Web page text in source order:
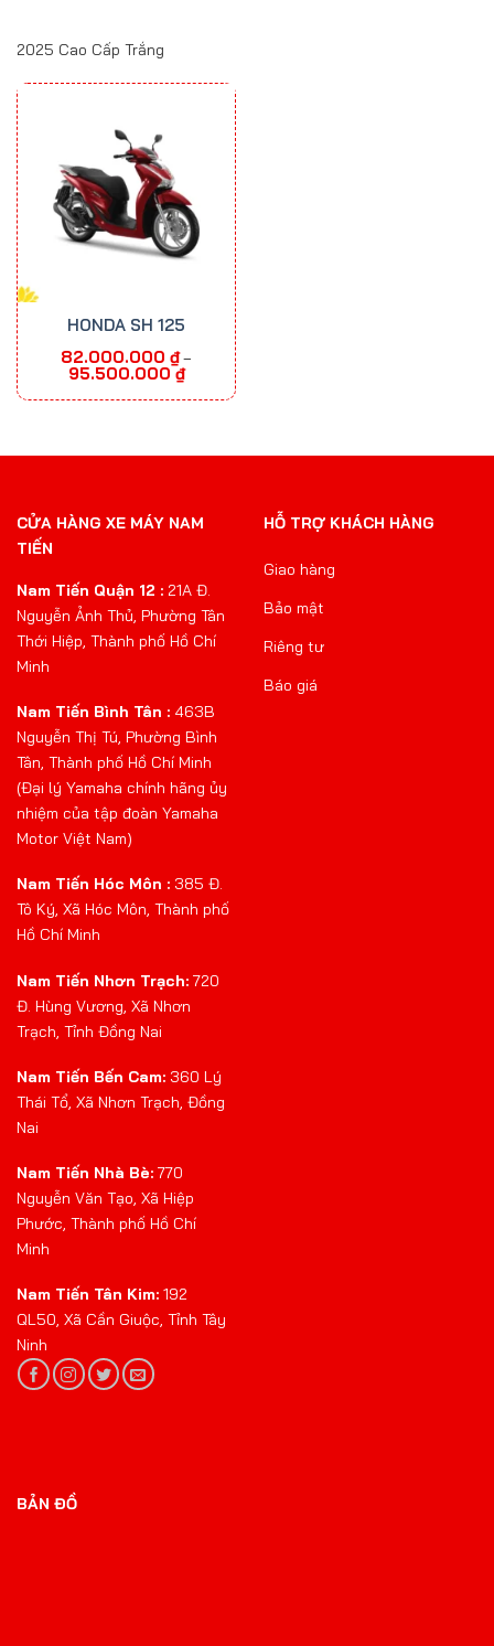
2025 Cao Cấp Trắng
HONDA SH 125
82.000.000 ₫ –
95.500.000₫Khoảng
giá:
82.000.000 ₫
CỬA HÀNG XE MÁY NAM
TIẾN
Nam Tiến Quận 12 : 21A Đ.
Nguyễn Ảnh Thủ, Phường Tân
Thới Hiệp, Thành phố Hồ Chí
Minh
Nam Tiến Bình Tân : 463B
Nguyễn Thị Tú, Phường Bình
Tân, Thành phố Hồ Chí Minh
(Đại lý Yamaha chính hãng ủy
nhiệm của tập đoàn Yamaha
Motor Việt Nam)
Nam Tiến Hóc Môn : 385 Đ.
Tô Ký, Xã Hóc Môn, Thành phố
Hồ Chí Minh
Nam Tiến Nhơn Trạch: 720
Đ. Hùng Vương, Xã Nhơn
Trạch, Tỉnh Đồng Nai
Nam Tiến Bến Cam: 360 Lý
Thái Tổ, Xã Nhơn Trạch, Đồng
Nai
Nam Tiến Nhà Bè: 770
Nguyễn Văn Tạo, Xã Hiệp
Phước, Thành phố Hồ Chí
Minh
Nam Tiến Tân Kim: 192
QL50, Xã Cần Giuộc, Tỉnh Tây
Ninh
HỖ TRỢ KHÁCH HÀNG
Giao hàng
Bảo mật
Riêng tư
Báo giá
BẢN ĐỒ